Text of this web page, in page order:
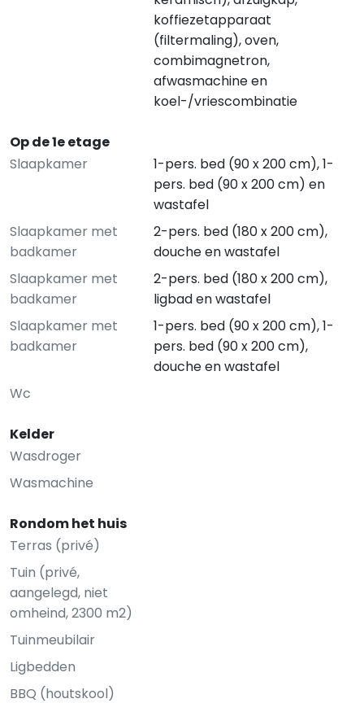
koffiezetapparaat
(filtermaling), oven,
combimagnetron,
afwasmachine en
koel-/vriescombinatie
Op de 1e etage
Slaapkamer
1-pers. bed (90 x 200 cm), 1-
pers. bed (90 x 200 cm) en
wastafel
Slaapkamer met
badkamer
2-pers. bed (180 x 200 cm),
douche en wastafel
Slaapkamer met
badkamer
2-pers. bed (180 x 200 cm),
ligbad en wastafel
Slaapkamer met
badkamer
1-pers. bed (90 x 200 cm), 1-
pers. bed (90 x 200 cm),
douche en wastafel
Wc
Kelder
Wasdroger
Wasmachine
Rondom het huis
Terras (privé)
Tuin (privé,
aangelegd, niet
omheind, 2300 m2)
Tuinmeubilair
Ligbedden
BBQ (houtskool)